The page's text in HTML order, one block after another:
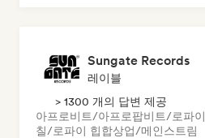
Sungate Records
레이블
> 1300 개의 답변 제공
아프로비트/아프로팝비트/로파이
칠/로파이 힙합상업/메인스트림